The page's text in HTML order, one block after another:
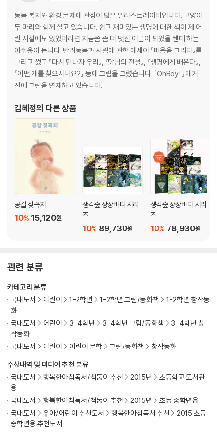
동물 복지와 환경 문제에 관심이 많은 일러스트레이터입니다. 고양이
두 마리와 함께 살고 있습니다. 쉽고 재미있는 생명에 대한 책이 제 어
린 시절에도 있었더라면 지금쯤 좀 더 멋진 어른이 되었을 텐데 하는
아쉬움이 듭니다. 반려동물과 사람에 관한 에세이 『마음을 그리다』를
그리고 썼고 『다시 만나자 우리』, 『닭님의 전설』, 『생명에게 배운다』,
『어떤 개를 찾으시나요?』 등에 그림을 그렸습니다. 『OhBoy!』 매거
진에 그림을 연재하고 있습니다.
김혜정의 다른 상품
공갈 젖꼭지
15,120원
10%
생각숲 상상바다 시리
즈
89,730원
10%
생각숲 상상바다 시리
즈
78,930원
10%
관련 분류
수상내역 및 미디어 추천 분류
국내도서
행복한아침독서/책둥이 추천 2015년
초등학교 도서관
용
국내도서
행복한아침독서/책둥이 추천 2015년
초등 중학년용
국내도서
유아/어린이 추천도서 행복한아침독서 추천
2015 초등
중학년용 추천도서
카테고리 분류
국내도서
어린이 1-2학년 1-2학년 그림/동화책
1-2학년 창작동
화
국내도서
어린이 3-4학년 3-4학년 그림/동화책
3-4학년 창
작동화
국내도서
어린이 어린이 문학 그림/동화책 창작동화